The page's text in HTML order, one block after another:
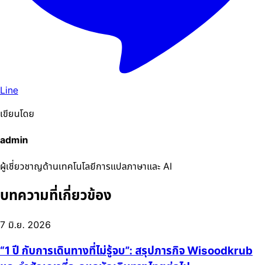
Line
เขียนโดย
admin
ผู้เชี่ยวชาญด้านเทคโนโลยีการแปลภาษาและ AI
บทความที่เกี่ยวข้อง
7 มิ.ย. 2026
“1 ปี กับการเดินทางที่ไม่รู้จบ”: สรุปภารกิจ Wisoodkrub